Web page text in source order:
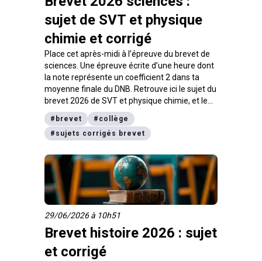
sujet de SVT et physique
chimie et corrigé
Place cet après-midi à l’épreuve du brevet de
sciences. Une épreuve écrite d’une heure dont
la note représente un coefficient 2 dans ta
moyenne finale du DNB. Retrouve ici le sujet du
brevet 2026 de SVT et physique chimie, et le
corrigé associé.
# brevet # collège
# sujets corrigés brevet
29/06/2026 à 10h51
Brevet histoire 2026 : sujet
et corrigé